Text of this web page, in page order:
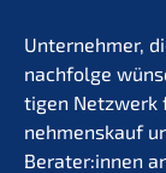
Unter­neh­mer,
nachfolge
ti­gen Netzwerk
nehmens­kauf
Berater:innen